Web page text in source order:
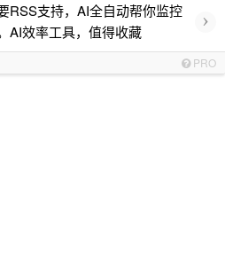
RSS支持，AI全自动帮你监控
AI效率工具，值得收藏
›
PRO